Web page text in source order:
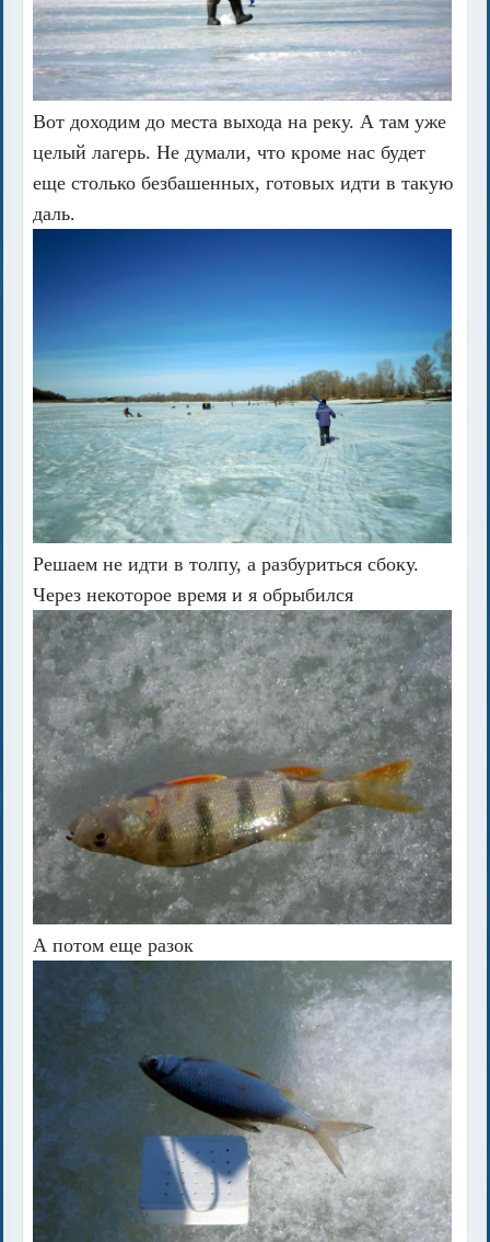
Вот доходим до места выхода на реку. А там уже
целый лагерь. Не думали, что кроме нас будет
еще столько безбашенных, готовых идти в такую
даль.
Решаем не идти в толпу, а разбуриться сбоку.
Через некоторое время и я обрыбился
А потом еще разок